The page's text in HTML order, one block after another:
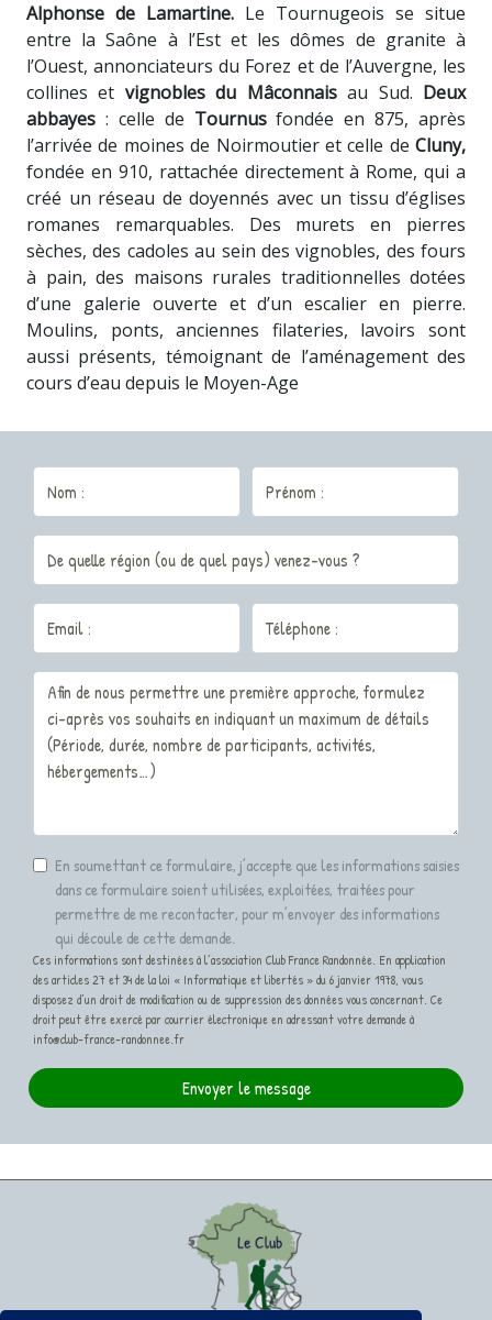
Alphonse de Lamartine. Le Tournugeois se situe
entre la Saône à l’Est et les dômes de granite à
l’Ouest, annonciateurs du Forez et de l’Auvergne, les
collines et vignobles du Mâconnaisau Sud. Deux
abbayes : celle de Tournusfondée en 875, après
l’arrivée de moines de Noirmoutier et celle de Cluny,
fondée en 910, rattachée directement à Rome, qui a
créé un réseau de doyennés avec un tissu d’églises
romanes remarquables. Des murets en pierres
sèches, des cadoles au sein des vignobles, des fours
à pain, des maisons rurales traditionnelles dotées
d’une galerie ouverte et d’un escalier en pierre.
Moulins, ponts, anciennes filateries, lavoirs sont
aussi présents, témoignant de l’aménagement des
cours d’eau depuis le Moyen-Age
En soumettant ce formulaire, j’accepte que les informations saisies
dans ce formulaire soient utilisées, exploitées, traitées pour
permettre de me recontacter, pour m’envoyer des informations
qui découle de cette demande.
Ces informations sont destinées à l’association Club France Randonnée. En application
des articles 27 et 34 de la loi « Informatique et libertés » du 6 janvier 1978, vous
disposez d’un droit de modification ou de suppression des données vous concernant. Ce
droit peut être exercé par courrier électronique en adressant votre demande à
info@club-france-randonnee.fr
Envoyer le message